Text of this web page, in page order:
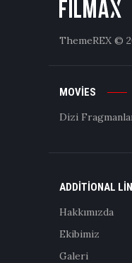
ThemeREX ©
MOVIES
Dizi
ADDITIONAL
Hakkımızda
Ekibimiz
Galeri